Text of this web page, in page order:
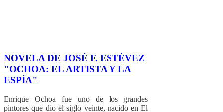
NOVELA DE JOSÉ F. ESTÉVEZ
"OCHOA: EL ARTISTA Y LA
ESPÍA"
Enrique Ochoa fue uno de los grandes
pintores que dio el siglo veinte, nacido en El